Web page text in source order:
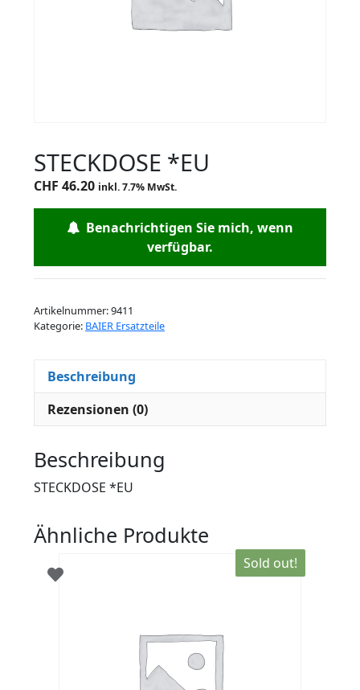
STECKDOSE *EU
CHF 46.20 inkl. 7.7% MwSt.
Benachrichtigen Sie mich, wenn
verfügbar.
Artikelnummer:9411
Kategorie: BAIER Ersatzteile
Beschreibung
Rezensionen (0)
Beschreibung
STECKDOSE *EU
Ähnliche Produkte
Sold out!